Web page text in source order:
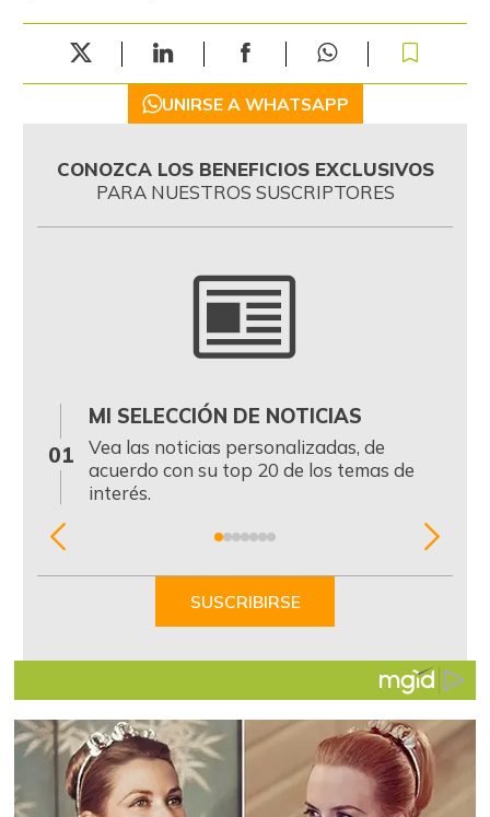
UNIRSE A WHATSAPP
CONOZCA LOS BENEFICIOS EXCLUSIVOS
PARA NUESTROS SUSCRIPTORES
01
MI SELECCIÓN DE NOTICIAS
Vea las noticias personalizadas, de
acuerdo con su top 20 de los temas de
interés.
Item
SUSCRIBIRSE